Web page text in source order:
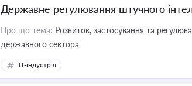
Державне регулювання штучного
Про що тема: Розвиток, застосування та
державного сектора
IT-індустрія